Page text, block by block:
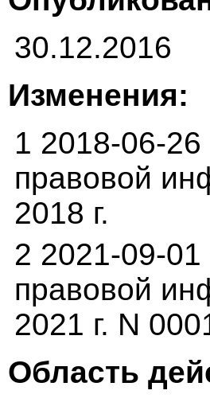
30.12.2016
Изменения:
1 2018-06-
правовой
2018 г.
2 2021-09-
правовой
2021 г. N
Область